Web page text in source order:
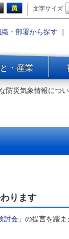
文字サイズ
織・部署から探す ｜
・産業
防災気象情報につ
ります
討会」 の提言を踏ま